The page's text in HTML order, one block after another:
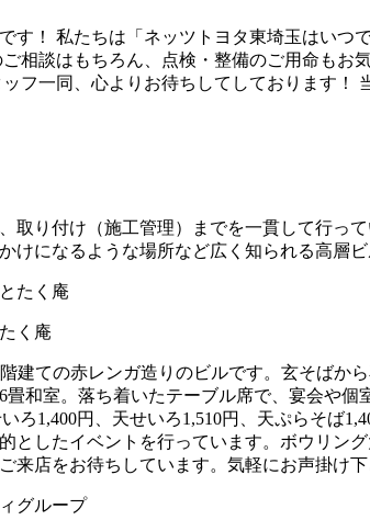
す！ 私たちは「ネッツトヨタ東埼玉はい
相談はもちろん、点検・整備のご用命も
フ一同、心よりお待ちしてしております
取り付け（施工管理）までを一貫して行っ
けになるような場所など広く知られる高層
く庵
建ての赤レンガ造りのビルです。玄そばか
畳和室。落ち着いたテーブル席で、宴会や
ろ1,400円、天せいろ1,510円、天ぷらそば
としたイベントを行っています。ボウリン
来店をお待ちしています。気軽にお声掛け下